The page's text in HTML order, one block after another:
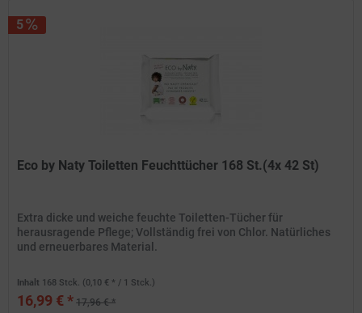
5
Eco by Naty Toiletten Feuchttücher 168 St.(4x 42 St)
Extra dicke und weiche feuchte Toiletten-Tücher für
herausragende Pflege; Vollständig frei von Chlor. Natürliches
und erneuerbares Material.
Inhalt 168 Stck. (0,10 € * / 1 Stck.)
16,99 € * 17,96 € *